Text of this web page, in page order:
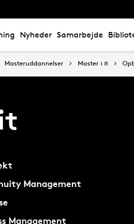
Nyheder Samarbejde
Masteruddannelser Master i it
Management
Management